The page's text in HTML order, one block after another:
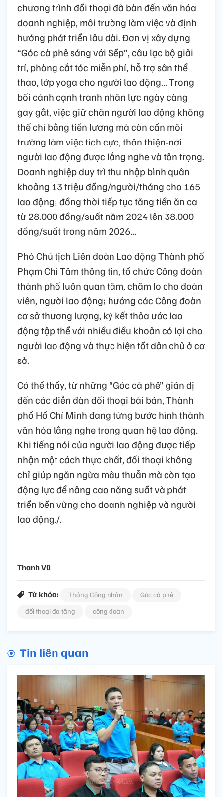
chương trình đối thoại đã bàn đến văn hóa
doanh nghiệp, môi trường làm việc và định
hướng phát triển lâu dài. Đơn vị xây dựng
“Góc cà phê sáng với Sếp”, câu lạc bộ giải
trí, phòng cắt tóc miễn phí, hỗ trợ sân thể
thao, lớp yoga cho người lao động… Trong
bối cảnh cạnh tranh nhân lực ngày càng
gay gắt, việc giữ chân người lao động không
thể chỉ bằng tiền lương mà còn cần môi
trường làm việc tích cực, thân thiện-nơi
người lao động được lắng nghe và tôn trọng.
Doanh nghiệp duy trì thu nhập bình quân
khoảng 13 triệu đồng/người/tháng cho 165
lao động; đồng thời tiếp tục tăng tiền ăn ca
từ 28.000 đồng/suất năm 2024 lên 38.000
đồng/suất trong năm 2026...
Phó Chủ tịch Liên đoàn Lao động Thành phố
Phạm Chí Tâm thông tin, tổ chức Công đoàn
thành phố luôn quan tâm, chăm lo cho đoàn
viên, người lao động; hướng các Công đoàn
cơ sở thương lượng, ký kết thỏa ước lao
động tập thể với nhiều điều khoản có lợi cho
người lao động và thực hiện tốt dân chủ ở cơ
sở.
Có thể thấy, từ những “Góc cà phê” giản dị
đến các diễn đàn đối thoại bài bản, Thành
phố Hồ Chí Minh đang từng bước hình thành
văn hóa lắng nghe trong quan hệ lao động.
Khi tiếng nói của người lao động được tiếp
nhận một cách thực chất, đối thoại không
chỉ giúp ngăn ngừa mâu thuẫn mà còn tạo
động lực để nâng cao năng suất và phát
triển bền vững cho doanh nghiệp và người
lao động./.
Thanh Vũ
Từ khóa: Tháng Công nhân
Góc cà phê
đối thoại đa tầng
công đoàn
Tin liên quan